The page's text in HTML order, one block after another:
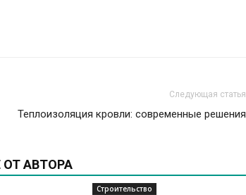
Следующая статья
Теплоизоляция кровли: современные решения
ОТ АВТОРА
Строительство